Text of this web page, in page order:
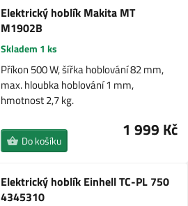
Elektrický hoblík Makita MT
M1902B
Skladem 1 ks
Příkon 500 W, šířka hoblování 82 mm,
max. hloubka hoblování 1 mm,
hmotnost 2,7 kg.
1 999 Kč
Do košíku
Elektrický hoblík Einhell TC-PL 750
4345310